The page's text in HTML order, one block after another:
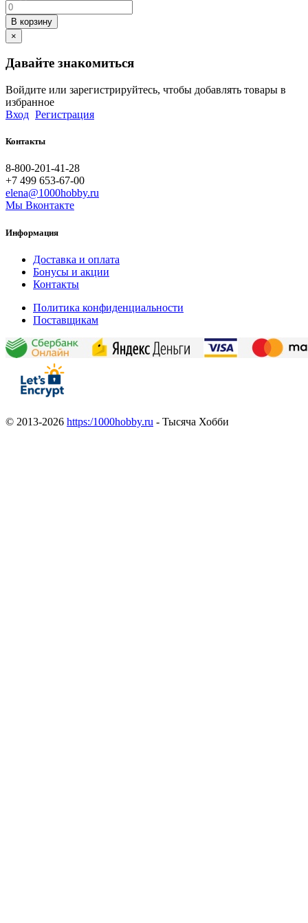
В корзину
×
Давайте знакомиться
Войдите или зарегистрируйтесь, чтобы добавлять товары в
избранное
Вход Регистрация
Контакты
8-800-201-41-28
+7 499 653-67-00
elena@1000hobby.ru
Мы Вконтакте
Информация
Доставка и оплата
Бонусы и акции
Контакты
Политика конфиденциальности
Поставщикам
© 2013-2026 https:/1000hobby.ru - Тысяча Хобби